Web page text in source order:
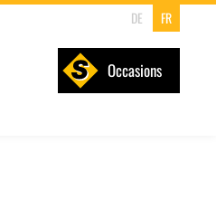
Occasions
DE FR